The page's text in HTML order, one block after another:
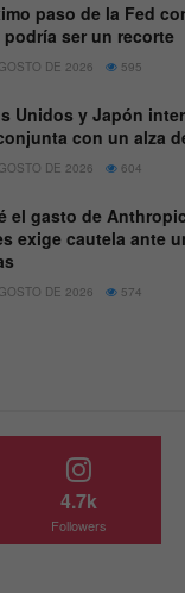
paso de la Fed
podría ser un recorte
DE 2026 595
Unidos y Japón
con un alza
DE 2026 604
el gasto de
exige cautela ante
DE 2026 574
4.7k
Followers